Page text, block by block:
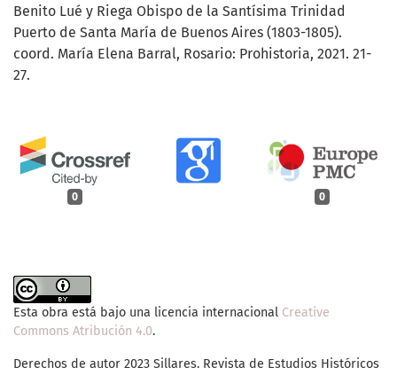
0 0
Benito Lué y Riega Obispo de la Santísima Trinidad
Puerto de Santa María de Buenos Aires (1803-1805).
coord. María Elena Barral, Rosario: Prohistoria, 2021. 21-
27.
Esta obra está bajo una licencia internacional Creative
Commons Atribución 4.0.
Derechos de autor 2023 Sillares. Revista de Estudios Históricos